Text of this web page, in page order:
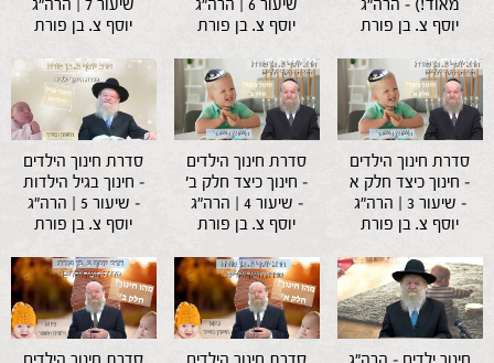
שיעור 7 | הרה"ג
יוסף צ. בן פורת
שיעור 6 | הרה"ג
יוסף צ. בן פורת
מאוד!) – הרה"ג
יוסף צ. בן פורת
סדרת חינוך הילדים
– חינוך בגיל הילדות
– שיעור 5 | הרה"ג
יוסף צ. בן פורת
סדרת חינוך הילדים
– חינוך כיצד חלק ב'
– שיעור 4 | הרה"ג
יוסף צ. בן פורת
סדרת חינוך הילדים
– חינוך כיצד חלק א
– שיעור 3 | הרה"ג
יוסף צ. בן פורת